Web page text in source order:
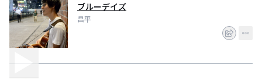
ブルーデイズ
昌平